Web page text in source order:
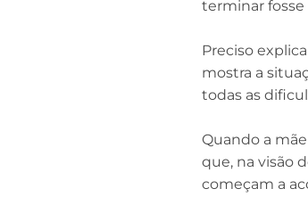
terminar
Preciso
mostra a
todas as
Quando a
que, na visão
começam a